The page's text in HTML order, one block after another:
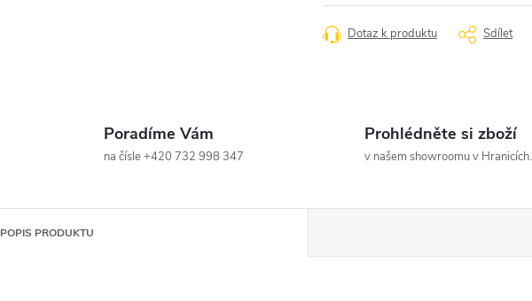
cena:
Dotaz k produktu Sdílet
Poradíme Vám
na čísle +420 732 998 347
Prohlédněte si zboží
v našem showroomu v Hranicích.
POPIS PRODUKTU